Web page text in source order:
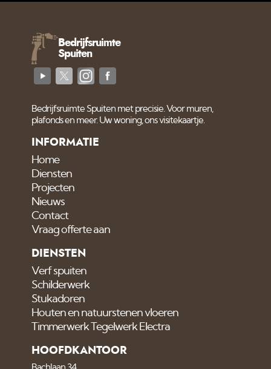
Bedrijfsruimte
Spuiten
Bedrijfsruimte Spuiten met precisie. Voor muren,
plafonds en meer. Uw woning, ons visitekaartje.
INFORMATIE
Home
Diensten
Projecten
Nieuws
Contact
Vraag offerte aan
DIENSTEN
Verf spuiten
Schilderwerk
Stukadoren
Houten en natuurstenen vloeren
Timmerwerk Tegelwerk Electra
HOOFDKANTOOR